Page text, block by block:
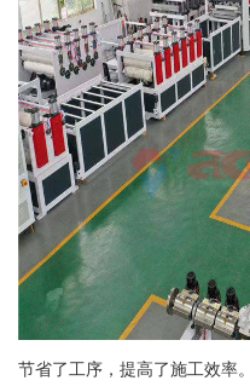
节省了工序，提高了施工效率